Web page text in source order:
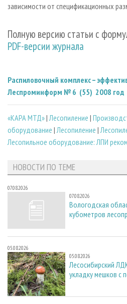
зависимости от спецификационных
Полную версию статьи с
PDF-версии журнала
Распиловочный комплекс –
Леспроминформ № 6 (55) 2008 год
«КАРА МТД»| Лесопиление |
оборудование | Лесопиление |
Лесопильное оборудование: ЛПИ
НОВОСТИ ПО ТЕМЕ
07.08.2026
07.08.2026
Вологодская
кубометров
05.08.2026
05.08.2026
Лесосибирский
укладку мешков с